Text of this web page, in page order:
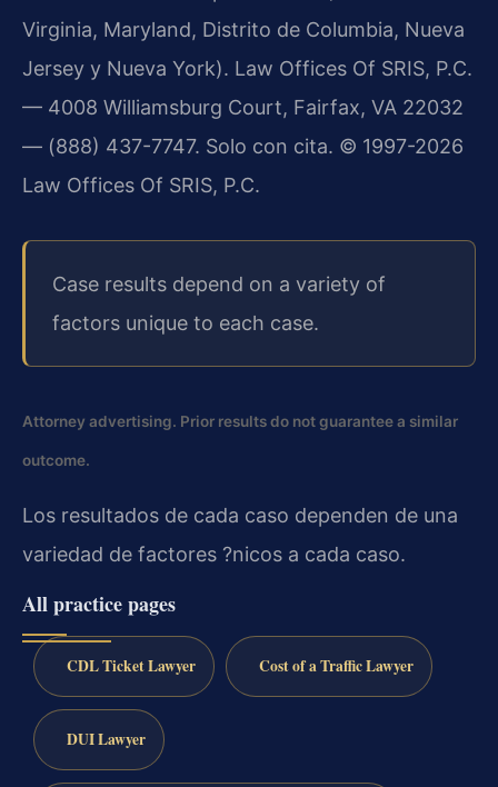
Virginia, Maryland, Distrito de Columbia, Nueva
Jersey y Nueva York). Law Offices Of SRIS, P.C.
— 4008 Williamsburg Court, Fairfax, VA 22032
— (888) 437-7747. Solo con cita. © 1997-2026
Law Offices Of SRIS, P.C.
Case results depend on a variety of
factors unique to each case.
Attorney advertising. Prior results do not guarantee a similar
outcome.
Los resultados de cada caso dependen de una
variedad de factores ?nicos a cada caso.
All practice pages
CDL Ticket Lawyer Cost of a Traffic Lawyer
DUI Lawyer